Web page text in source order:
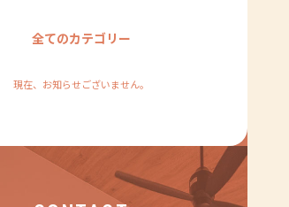
全てのカテゴリー
現在、お知らせございません。